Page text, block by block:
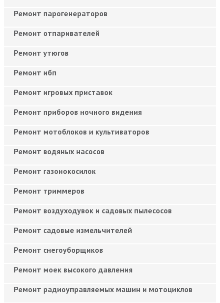
Ремонт парогенераторов
Ремонт отпаривателей
Ремонт утюгов
Ремонт ибп
Ремонт игровых приставок
Ремонт приборов ночного видения
Ремонт мотоблоков и культиваторов
Ремонт водяных насосов
Ремонт газонокосилок
Ремонт триммеров
Ремонт воздуходувок и садовых пылесосов
Ремонт садовые измельчителей
Ремонт снегоуборщиков
Ремонт моек высокого давления
Ремонт радиоуправляемых машин и мотоциклов